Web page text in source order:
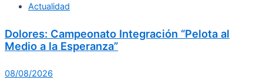
Actualidad
Dolores: Campeonato Integración “Pelota al
Medio a la Esperanza”
08/08/2026